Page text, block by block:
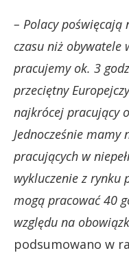
– Polacy poświęcają
czasu niż obywatele
pracujemy ok. 3
przeciętny
najkrócej pracujący
Jednocześnie mamy
pracujących w
wykluczenie z rynku
mogą pracować 40
względu na
podsumowano w